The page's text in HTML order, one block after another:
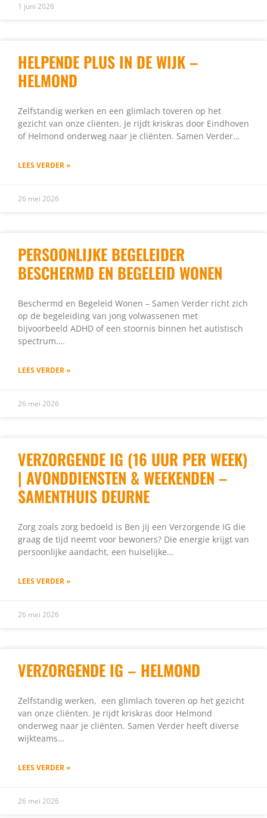
1 juni 2026
HELPENDE PLUS IN DE WIJK –
HELMOND
Zelfstandig werken en een glimlach toveren op het
gezicht van onze cliënten. Je rijdt kriskras door Eindhoven
of Helmond onderweg naar je cliënten. Samen Verder…
LEES VERDER »
26 mei 2026
PERSOONLIJKE BEGELEIDER
BESCHERMD EN BEGELEID WONEN
Beschermd en Begeleid Wonen – Samen Verder richt zich
op de begeleiding van jong volwassenen met
bijvoorbeeld ADHD of een stoornis binnen het autistisch
spectrum….
LEES VERDER »
26 mei 2026
VERZORGENDE IG (16 UUR PER WEEK)
| AVONDDIENSTEN & WEEKENDEN –
SAMENTHUIS DEURNE
Zorg zoals zorg bedoeld is Ben jij een Verzorgende IG die
graag de tijd neemt voor bewoners? Die energie krijgt van
persoonlijke aandacht, een huiselijke…
LEES VERDER »
26 mei 2026
VERZORGENDE IG – HELMOND
Zelfstandig werken, een glimlach toveren op het gezicht
van onze cliënten. Je rijdt kriskras door Helmond
onderweg naar je cliënten. Samen Verder heeft diverse
wijkteams…
LEES VERDER »
26 mei 2026